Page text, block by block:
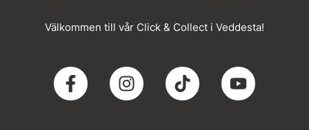
Välkommen till vår Click & Collect i Veddesta!